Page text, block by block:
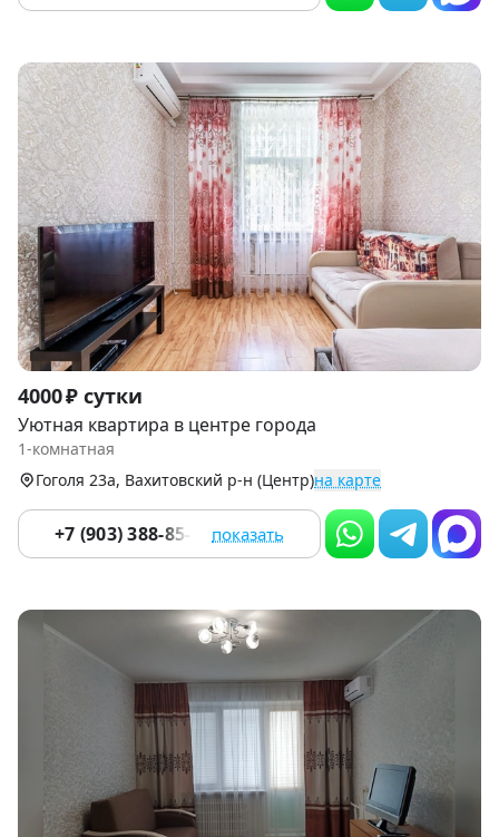
Item
1
of
4000 ₽ сутки
Уютная квартира в центре города
1-комнатная
Гоголя 23а, Вахитовский р-н (Центр)на карте
+7 (903) 388-85-42 показать